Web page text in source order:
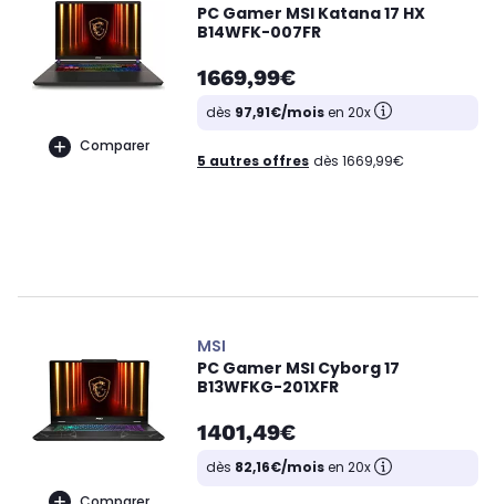
Comparer
PC Gamer MSI Katana 17 HX
B14WFK-007FR
1669,99€
dès 97,91€/moisen 20x
5 autres offres dès 1669,99€
MSI
PC Gamer MSI Cyborg 17
B13WFKG-201XFR
1401,49€
dès 82,16€/moisen 20x